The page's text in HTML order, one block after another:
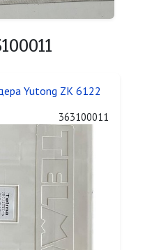
Yutong ZK 6122
363100011